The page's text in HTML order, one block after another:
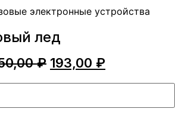
электронные устройства
лед
₽ Первоначальная
составляла
193,00 ₽
193,00 ₽.